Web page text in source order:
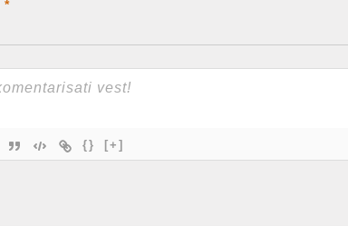
*
{} [+]